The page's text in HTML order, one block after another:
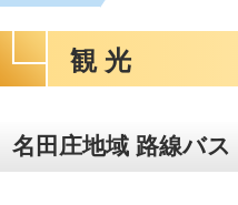
観光
名田庄地域 路線バス